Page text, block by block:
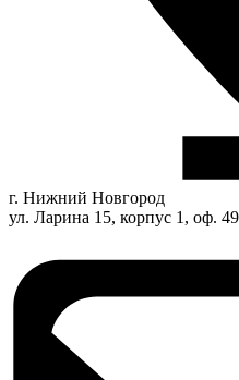
г. Нижний Новгород
ул. Ларина 15, корпус 1, оф. 49